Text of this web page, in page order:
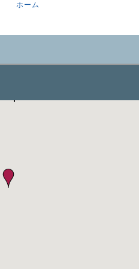
ホーム